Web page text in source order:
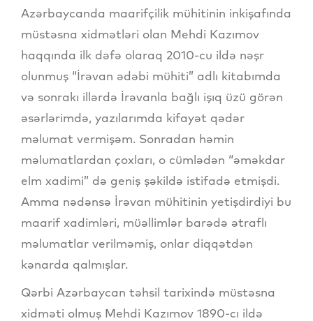
Azərbaycanda maarifçilik mühitinin inkişafında
müstəsna xidmətləri olan Mehdi Kazımov
haqqında ilk dəfə olaraq 2010-cu ildə nəşr
olunmuş “İrəvan ədəbi mühiti” adlı kitabımda
və sonrakı illərdə İrəvanla bağlı işıq üzü görən
əsərlərimdə, yazılarımda kifayət qədər
məlumat vermişəm. Sonradan həmin
məlumatlardan çoxları, o cümlədən “əməkdar
elm xadimi” də geniş şəkildə istifadə etmişdi.
Amma nədənsə İrəvan mühitinin yetişdirdiyi bu
maarif xadimləri, müəllimlər barədə ətraflı
məlumatlar verilməmiş, onlar diqqətdən
kənarda qalmışlar.
Qərbi Azərbaycan təhsil tarixində müstəsna
xidməti olmuş Mehdi Kazımov 1890-cı ildə